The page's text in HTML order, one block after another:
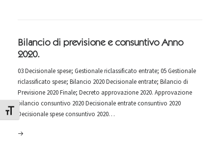
Attiva/disattiva dimensione testo
Bilancio di previsione e consuntivo Anno
2020.
03 Decisionale spese; Gestionale riclassificato entrate; 05 Gestionale
riclassificato spese; Bilancio 2020 Decisionale entrate; Bilancio di
Previsione 2020 Finale; Decreto approvazione 2020. Approvazione
bilancio consuntivo 2020 Decisionale entrate consuntivo 2020
Decisionale spese consuntivo 2020…